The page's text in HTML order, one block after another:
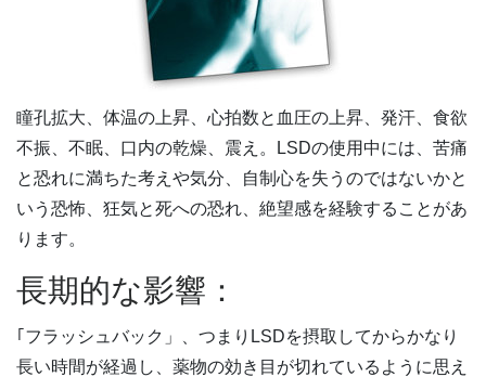
瞳孔拡大、体温の上昇、心拍数と血圧の上昇、発汗、食欲
不振、不眠、口内の乾燥、震え。LSDの使用中には、苦痛
と恐れに満ちた考えや気分、自制心を失うのではないかと
いう恐怖、狂気と死への恐れ、絶望感を経験することがあ
ります。
長期的な影響：
｢フラッシュバック」、つまりLSDを摂取してからかなり
長い時間が経過し、薬物の効き目が切れているように思え